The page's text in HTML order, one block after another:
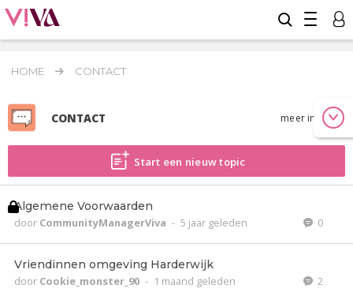
HOME CONTACT
CONTACT meer info
Start een nieuw topic
Algemene Voorwaarden
door CommunityManagerViva - 5 jaar geleden 0
Vriendinnen omgeving Harderwijk
door Cookie_monster_90 - 1 maand geleden 2